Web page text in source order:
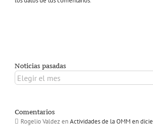
Noticias pasadas
Noticias
pasadas
Comentarios
Rogelio ValdezenActividades de la OMM en